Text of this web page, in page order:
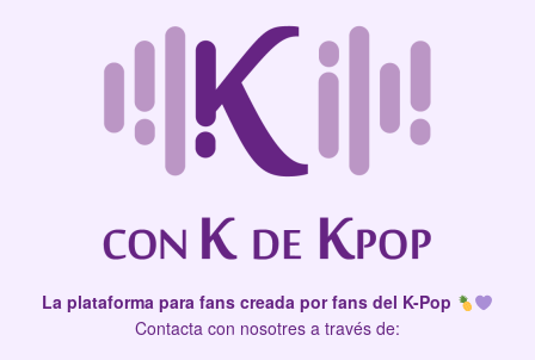
La plataforma para fans creada por fans del K-Pop
Contacta con nosotres a través de: